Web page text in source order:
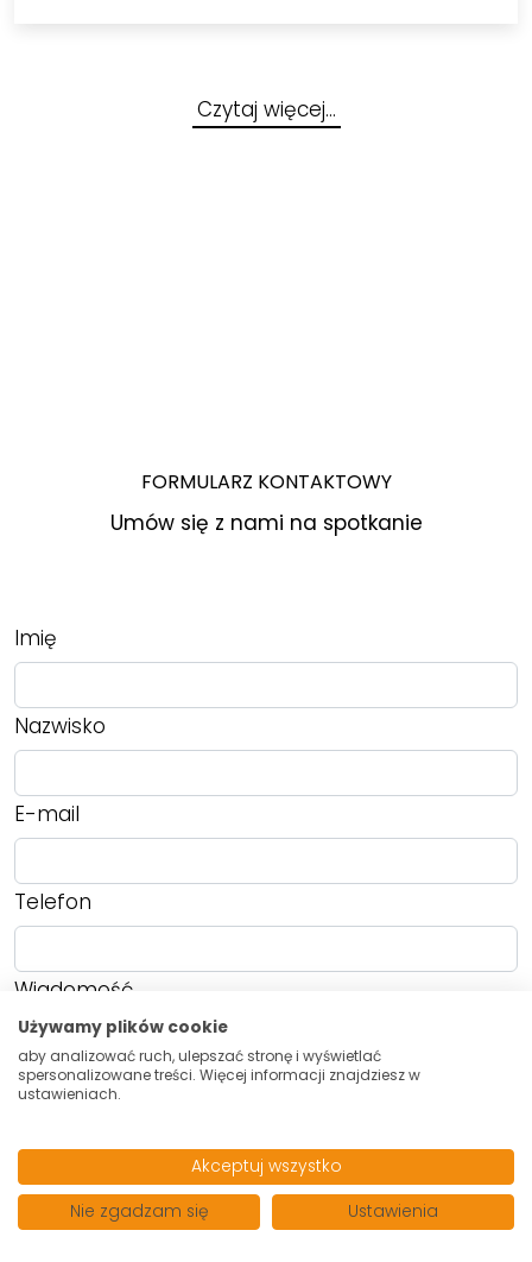
Czytaj więcej…
FORMULARZ KONTAKTOWY
Umów się z nami na spotkanie
Imię
Nazwisko
E-mail
Telefon
Wiadomość
przez firmę "BRACIA STRZELCZYK" - SPÓŁKA Z OGRANICZONĄ
ODPOWIEDZIALNOŚCIĄ dla celów związanych z działalnością
pośrednictwa w obrocie nieruchomościami, jednocześnie
Używamy plików cookie
aby analizować ruch, ulepszać stronę i wyświetlać
spersonalizowane treści. Więcej informacji znajdziesz w
ustawieniach.
Akceptuj wszystko
Nie zgadzam się
Ustawienia